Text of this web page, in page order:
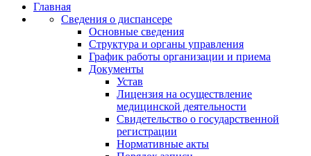
Главная
Сведения о диспансере
Основные сведения
Структура и органы управления
График работы организации и приема
Документы
Устав
Лицензия на осуществление
медицинской деятельности
Свидетельство о государственной
регистрации
Нормативные акты